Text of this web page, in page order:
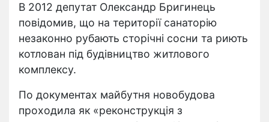
В 2012 депутат Олександр Бригинець
повідомив, що на території санаторію
незаконно рубають сторічні сосни та риють
котлован під будівництво житлового
комплексу.
По документах майбутня новобудова
проходила як «реконструкція з